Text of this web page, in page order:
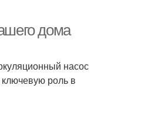
дома
насос
роль в